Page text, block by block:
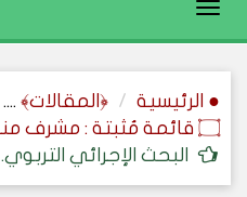
Toggle
● الرئيسية ﴿المقالات﴾ ....
۝ قائمة مُثبتة : مشرف منهل الثقافة التربوية.
البحث الإجرائي التربوي.